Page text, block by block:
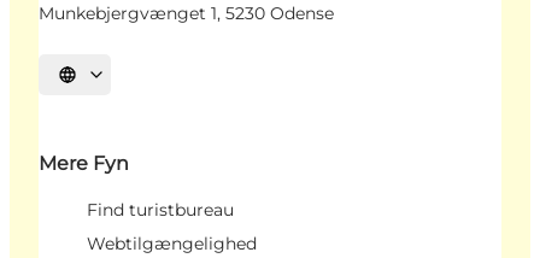
Munkebjergvænget 1, 5230 Odense
Vælg sprog
Mere Fyn
Find turistbureau
Webtilgængelighed